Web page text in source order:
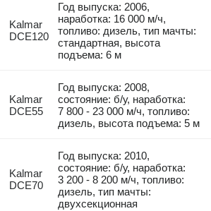
Kalmar
DCE120
Год выпуска: 2006,
наработка: 16 000 м/ч,
топливо: дизель, тип мачты:
стандартная, высота
подъема: 6 м
Kalmar
DCE55
Год выпуска: 2008,
состояние: б/у, наработка:
7 800 - 23 000 м/ч, топливо:
дизель, высота подъема: 5 м
Kalmar
DCE70
Год выпуска: 2010,
состояние: б/у, наработка:
3 200 - 8 200 м/ч, топливо:
дизель, тип мачты:
двухсекционная